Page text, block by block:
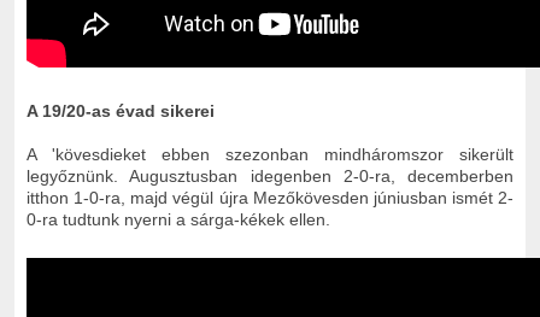
A 19/20-as évad sikerei
A 'kövesdieket ebben szezonban mindháromszor sikerült
legyőznünk. Augusztusban idegenben 2-0-ra, decemberben
itthon 1-0-ra, majd végül újra Mezőkövesden júniusban ismét 2-
0-ra tudtunk nyerni a sárga-kékek ellen.